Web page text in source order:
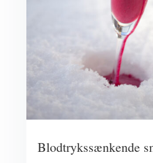
Blodtrykssænkende